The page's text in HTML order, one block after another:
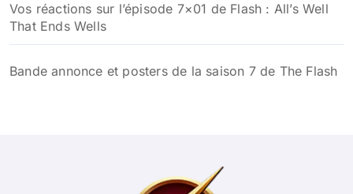
Vos réactions sur l’épisode 7×01 de Flash : All’s Well
That Ends Wells
Bande annonce et posters de la saison 7 de The Flash